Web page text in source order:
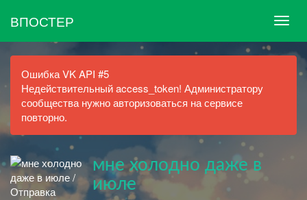
ВПОСТЕР
Ошибка VK API #5
Недействительный access_token! Администратору
сообщества нужно авторизоваться на сервисе
повторно.
мне холодно даже в
июле